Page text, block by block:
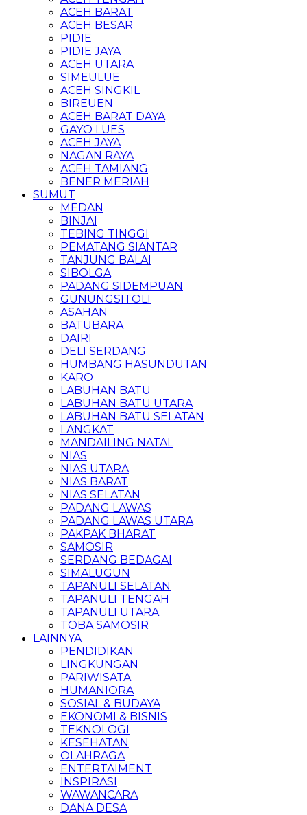
ACEH BARAT
ACEH BESAR
PIDIE
PIDIE JAYA
ACEH UTARA
SIMEULUE
ACEH SINGKIL
BIREUEN
ACEH BARAT DAYA
GAYO LUES
ACEH JAYA
NAGAN RAYA
ACEH TAMIANG
BENER MERIAH
SUMUT
MEDAN
BINJAI
TEBING TINGGI
PEMATANG SIANTAR
TANJUNG BALAI
SIBOLGA
PADANG SIDEMPUAN
GUNUNGSITOLI
ASAHAN
BATUBARA
DAIRI
DELI SERDANG
HUMBANG HASUNDUTAN
KARO
LABUHAN BATU
LABUHAN BATU UTARA
LABUHAN BATU SELATAN
LANGKAT
MANDAILING NATAL
NIAS
NIAS UTARA
NIAS BARAT
NIAS SELATAN
PADANG LAWAS
PADANG LAWAS UTARA
PAKPAK BHARAT
SAMOSIR
SERDANG BEDAGAI
SIMALUGUN
TAPANULI SELATAN
TAPANULI TENGAH
TAPANULI UTARA
TOBA SAMOSIR
LAINNYA
PENDIDIKAN
LINGKUNGAN
PARIWISATA
HUMANIORA
SOSIAL & BUDAYA
EKONOMI & BISNIS
TEKNOLOGI
KESEHATAN
OLAHRAGA
ENTERTAIMENT
INSPIRASI
WAWANCARA
DANA DESA